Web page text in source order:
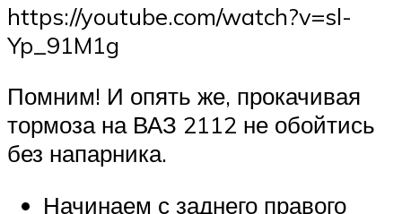
https://youtube.com/watch?v=sl-
Yp_91M1g
Помним! И опять же, прокачивая
тормоза на ВАЗ 2112 не обойтись
без напарника.
Начинаем с заднего правого